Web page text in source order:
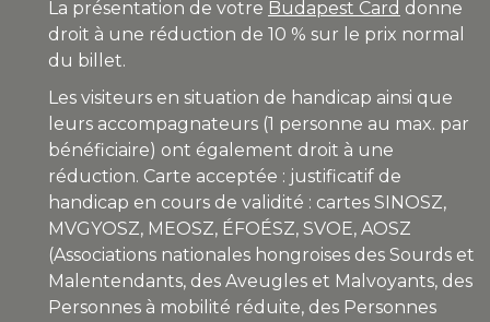
La présentation de votre Budapest Card donne
droit à une réduction de 10 % sur le prix normal
du billet.
Les visiteurs en situation de handicap ainsi que
leurs accompagnateurs (1 personne au max. par
bénéficiaire) ont également droit à une
réduction. Carte acceptée : justificatif de
handicap en cours de validité : cartes SINOSZ,
MVGYOSZ, MEOSZ, ÉFOÉSZ, SVOE, AOSZ
(Associations nationales hongroises des Sourds et
Malentendants, des Aveugles et Malvoyants, des
Personnes à mobilité réduite, des Personnes